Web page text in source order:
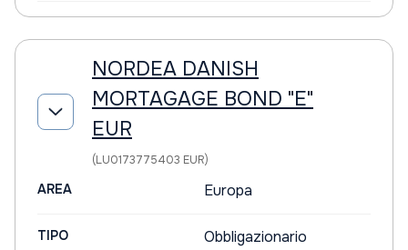
NORDEA DANISH
MORTAGAGE BOND "E"
EUR
(LU0173775403 EUR)
AREA Europa
TIPO Obbligazionario